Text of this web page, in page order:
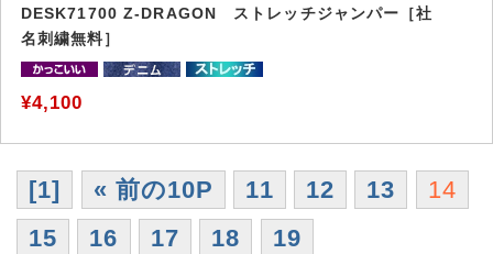
DESK71700 Z-DRAGON ストレッチジャンパー［社
名刺繍無料］
¥4,100
[1] « 前の10P 11 12 13
14
15
16 17 18 19